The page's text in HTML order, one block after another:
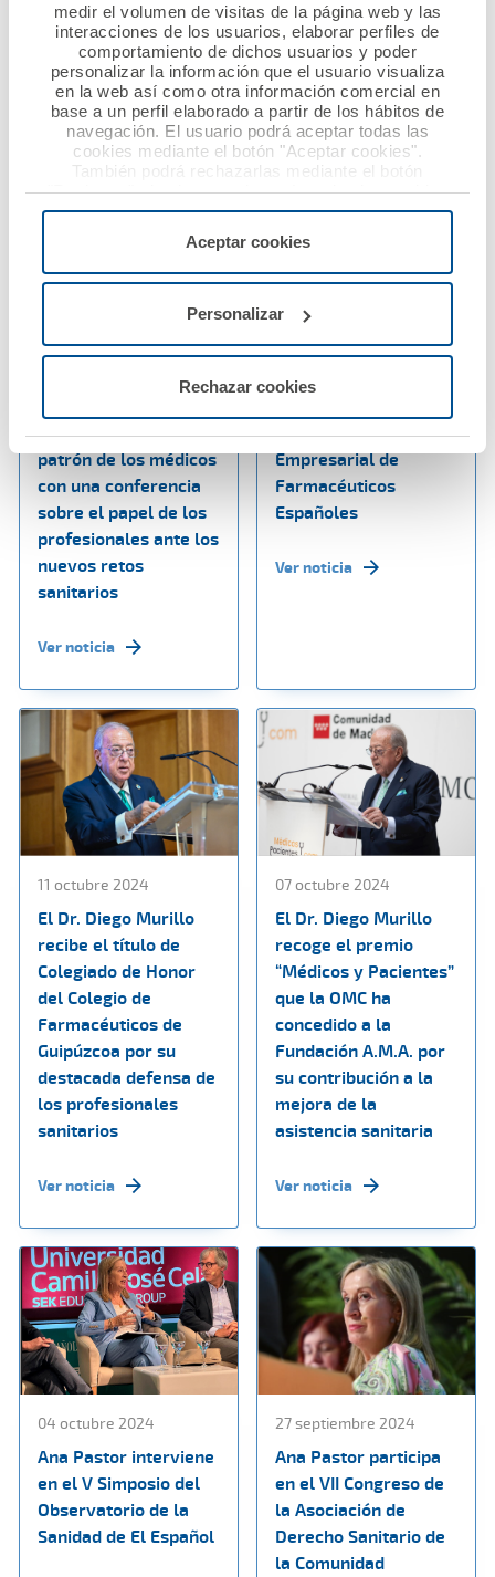
medir el volumen de visitas de la página web y las
interacciones de los usuarios, elaborar perfiles de
comportamiento de dichos usuarios y poder
personalizar la información que el usuario visualiza
en la web así como otra información comercial en
base a un perfil elaborado a partir de los hábitos de
navegación. El usuario podrá aceptar todas las
cookies mediante el botón "Aceptar cookies".
También podrá rechazarlas mediante el botón
"Rechazar", donde se rechazarán todas las cookies
menos las necesarias para permitir el acceso a los
configurarlas usando el botón “Personalizar".
Aceptar cookies
Personalizar
Rechazar cookies
Sanitario
Ver noticia
Ver noticia
Ana Pastor
celebración del
patrón de los médicos
con una conferencia
sobre el papel de los
profesionales ante los
nuevos retos
sanitarios
Ver noticia
15 octubre 2024
Ana Pastor inaugura
la Jornada FEFE One
Federación
Empresarial de
Farmacéuticos
Españoles
Ver noticia
11 octubre 2024
El Dr. Diego Murillo
recibe el título de
Colegiado de Honor
del Colegio de
Farmacéuticos de
Guipúzcoa por su
destacada defensa de
los profesionales
sanitarios
Ver noticia
07 octubre 2024
El Dr. Diego Murillo
recoge el premio
“Médicos y Pacientes”
que la OMC ha
concedido a la
Fundación A.M.A. por
su contribución a la
mejora de la
asistencia sanitaria
Ver noticia
04 octubre 2024
Ana Pastor interviene
en el V Simposio del
Observatorio de la
Sanidad de El Español
27 septiembre 2024
Ana Pastor participa
en el VII Congreso de
la Asociación de
Derecho Sanitario de
la Comunidad